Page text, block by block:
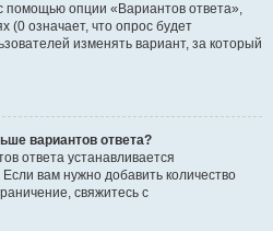
помощью опции «Вариантов ответа»,
(0 означает, что опрос будет
изменять вариант, за который
вариантов ответа?
ответа устанавливается
вам нужно добавить количество
свяжитесь с